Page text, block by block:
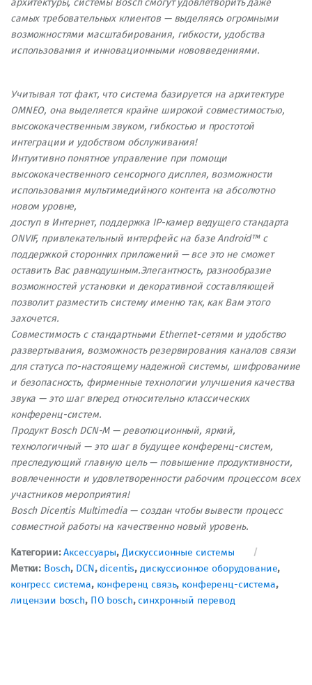
архитектуры, системы Bosch смогут удовлетворить даже
самых требовательных клиентов — выделяясь огромными
возможностями масштабирования, гибкости, удобства
использования и инновационными нововведениями.
Учитывая тот факт, что система базируется на архитектуре
OMNEO, она выделяется крайне широкой совместимостью,
высококачественным звуком, гибкостью и простотой
интеграции и удобством обслуживания!
Интуитивно понятное управление при помощи
высококачественного сенсорного дисплея, возможности
использования мультимедийного контента на абсолютно
новом уровне,
доступ в Интернет, поддержка IP-камер ведущего стандарта
ONVIF, привлекательный интерфейс на базе Android™ с
поддержкой сторонних приложений — все это не сможет
оставить Вас равнодушным.Элегантность, разнообразие
возможностей установки и декоративной составляющей
позволит разместить систему именно так, как Вам этого
захочется.
Совместимость с стандартными Ethernet-сетями и удобство
развертывания, возможность резервирования каналов связи
для статуса по-настоящему надежной системы, шифрованиие
и безопасность, фирменные технологии улучшения качества
звука — это шаг вперед относительно классических
конференц-систем.
Продукт Bosch DCN-M — революционный, яркий,
технологичный — это шаг в будущее конференц-систем,
преследующий главную цель — повышение продуктивности,
вовлеченности и удовлетворенности рабочим процессом всех
участников мероприятия!
Bosch Dicentis Multimedia — создан чтобы вывести процесс
совместной работы на качественно новый уровень.
Категории:Аксессуары, Дискуссионные системы
Метки: Bosch, DCN,dicentis,дискуссионное оборудование,
конгресс система, конференц связь, конференц-система,
лицензии bosch, ПО bosch,синхронный перевод